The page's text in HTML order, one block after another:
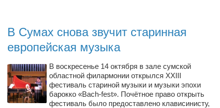
Ольга Козаченко
Оксана Скоробагатская
Александра Скорук
Евгений Полюхович
Ольга Чикина
В Сумах снова звучит старинная
европейская музыка
В воскресенье 14 октября в зале сумской
областной филармонии открылся XXIII
фестиваль стариной музыки и музыки эпохи
барокко «Bach-fest». Почётное право открыть
фестиваль было предоставлено клависинисту,